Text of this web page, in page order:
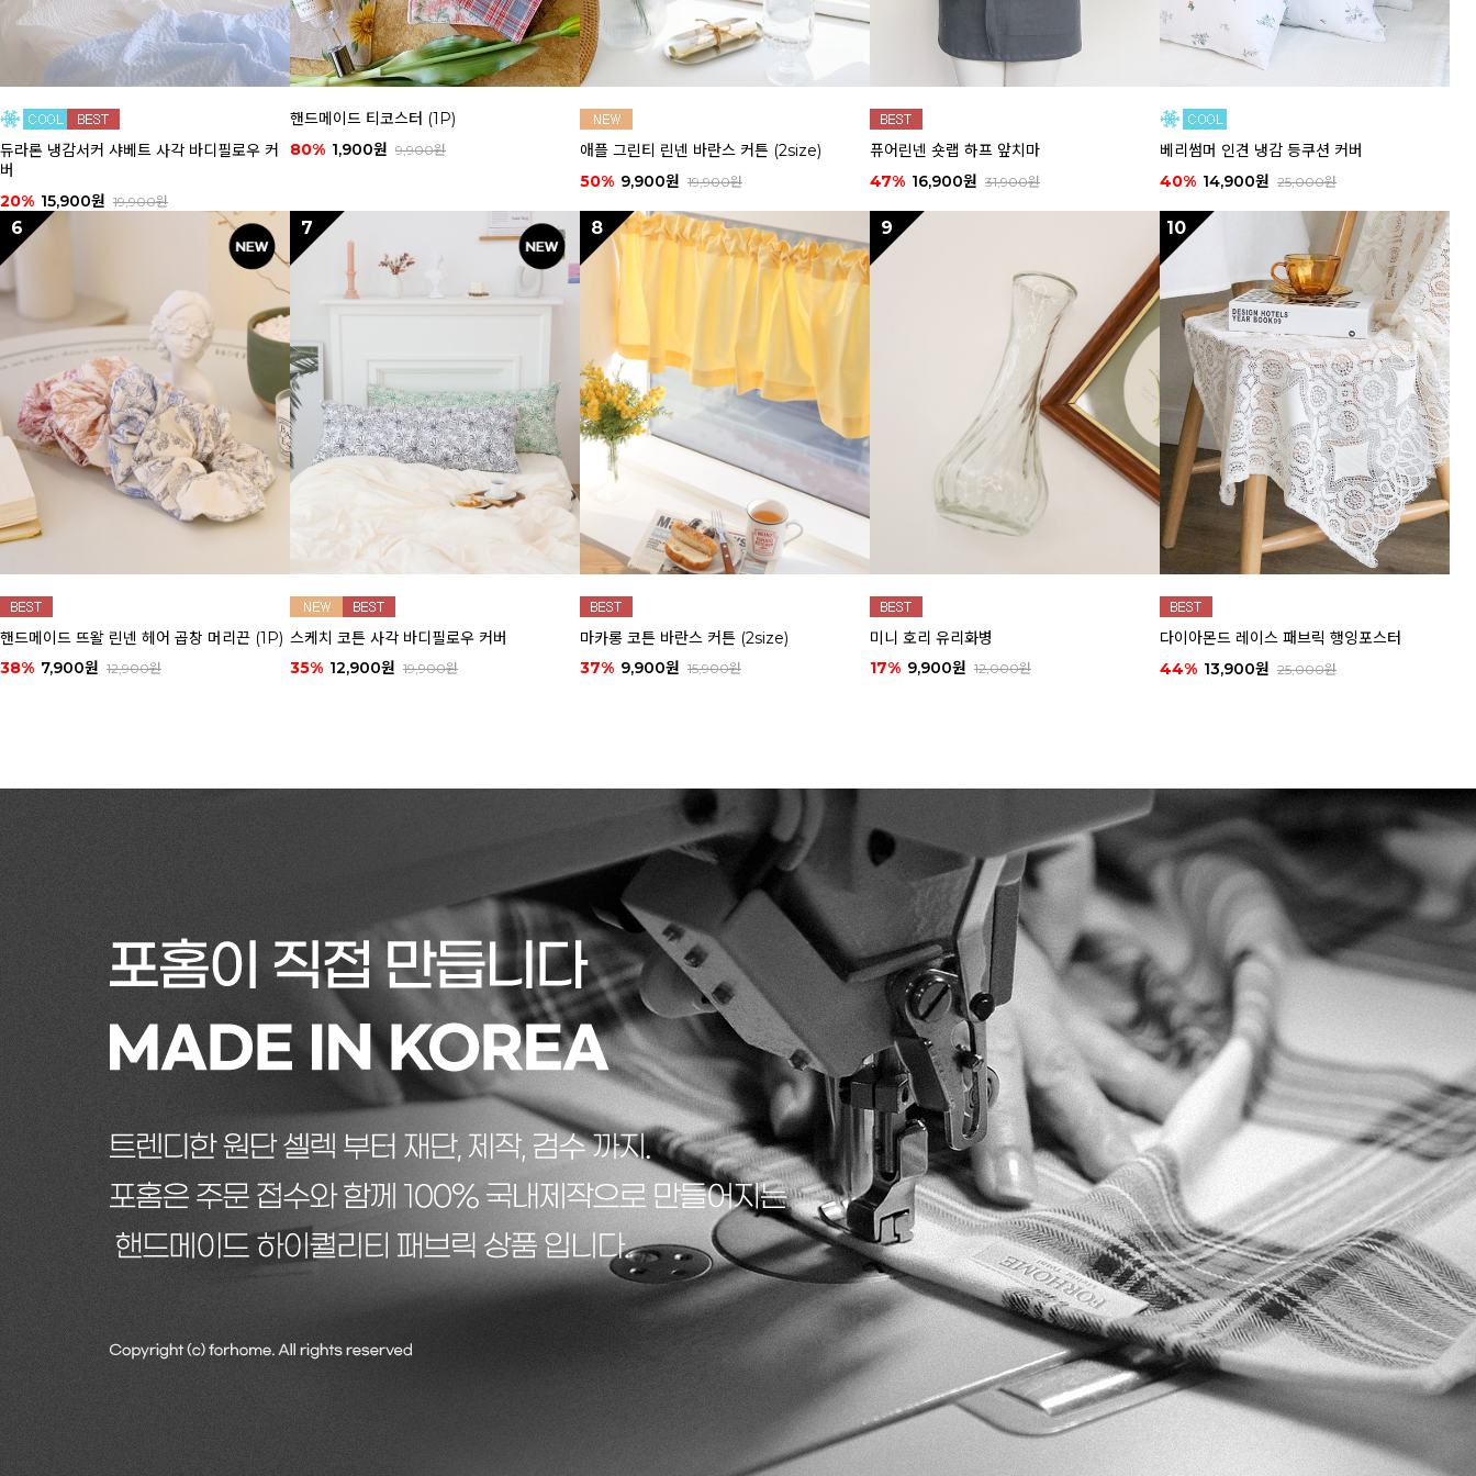
듀라론 냉감서커 샤베트 사각 바디필로우 커
버
20% 15,900원 19,900원
핸드메이드 티코스터 (1P)
80% 1,900원 9,900원
애플 그린티 린넨 바란스 커튼 (2size)
50% 9,900원 19,900원
퓨어린넨 숏랩 하프 앞치마
47% 16,900원 31,900원
베리썸머 인견 냉감 등쿠션 커버
40% 14,900원 25,000원
6
핸드메이드 뜨왈 린넨 헤어 곱창 머리끈 (1P)
38% 7,900원 12,900원
7
스케치 코튼 사각 바디필로우 커버
35% 12,900원 19,900원
8
마카롱 코튼 바란스 커튼 (2size)
37% 9,900원 15,900원
9
미니 호리 유리화병
17% 9,900원 12,000원
10
다이아몬드 레이스 패브릭 행잉포스터
44% 13,900원 25,000원